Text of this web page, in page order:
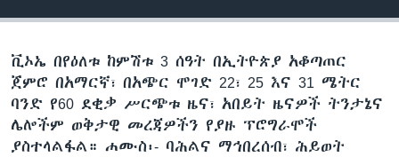
ቪኦኤ በየዕለቱ ከምሽቱ 3 ሰዓት በኢትዮጵያ አቆጣጠር
ጀምሮ በአማርኛ፣ በአጭር ሞገድ 22፣ 25 እና 31 ሜትር
ባንድ የ60 ደቂቃ ሥርጭቱ ዜና፣ አበይት ዜናዎች ትንታኔና
ሌሎችም ወቅታዊ መረጃዎችን የያዙ ፕሮግራሞች
ያስተላልፋል። ሐሙስ፡- ባሕልና ማኅበረሰብ፣ ሕይወት